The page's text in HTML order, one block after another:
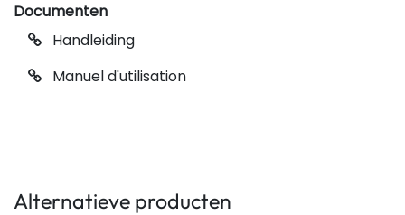
Documenten
Handleiding
Manuel d'utilisation
Alternatieve producten